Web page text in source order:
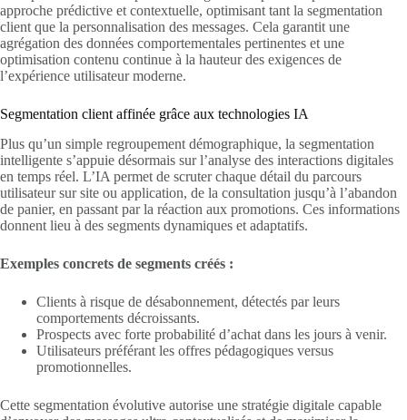
approche prédictive et contextuelle, optimisant tant la segmentation
client que la personnalisation des messages. Cela garantit une
agrégation des données comportementales pertinentes et une
optimisation contenu continue à la hauteur des exigences de
l’expérience utilisateur moderne.
Segmentation client affinée grâce aux technologies IA
Plus qu’un simple regroupement démographique, la segmentation
intelligente s’appuie désormais sur l’analyse des interactions digitales
en temps réel. L’IA permet de scruter chaque détail du parcours
utilisateur sur site ou application, de la consultation jusqu’à l’abandon
de panier, en passant par la réaction aux promotions. Ces informations
donnent lieu à des segments dynamiques et adaptatifs.
Exemples concrets de segments créés :
Clients à risque de désabonnement, détectés par leurs
comportements décroissants.
Prospects avec forte probabilité d’achat dans les jours à venir.
Utilisateurs préférant les offres pédagogiques versus
promotionnelles.
Cette segmentation évolutive autorise une stratégie digitale capable